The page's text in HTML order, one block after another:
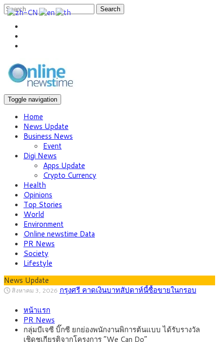
Search
Toggle navigation
Home
News Update
Business News
Event
Digi News
Apps Update
Crypto Currency
Health
Opinions
Top Stories
World
Environment
Online newstime Data
PR News
Society
Lifestyle
News Update
สิงหาคม 1, 2026 “เอกนิติ” เปิดเครื่องยนต์เศรษฐกิจใหม่ของไทย
ศักยภาพ
ติดลายการ์ตูน กรมศุลกากร เตือนผู้ปกครองเฝ้าระวัง หลังยึดล็อต
ใหญ่จากเยอรมนี
กรกฎาคม 27, 2026
2569) ซื้อขายในกรอบ 33.40-34.00 มองเฟดคงดอกเบี้ย
สิงหาคม 5, 2026 ครม.ไฟเขียวหลักการ ร่าง พ.ร.ฎ. เปิดทาง รฟม.เดิน
หน้ารถไฟฟ้าสงขลา โมโนเรล 12.54 กม. เชื่อมเมืองหาดใหญ่
สิงหาคม 4, 2026 สธ.ชี้ รพ.รัฐแบกรับผู้ป่วยบัตรทอง 87% แต่ได้งบ
หน้าแรก
PR News
กลุ่มบีเจซี บิ๊กซี ยกย่องพนักงานพิการต้นแบบ ได้รับรางวัล
เชิดชูเกียรติจากโครงการ “We Can Do”